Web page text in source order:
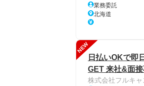
業務委託
北海道
NEW
日払いOKで即
GET 来社&面
株式会社フルキャ